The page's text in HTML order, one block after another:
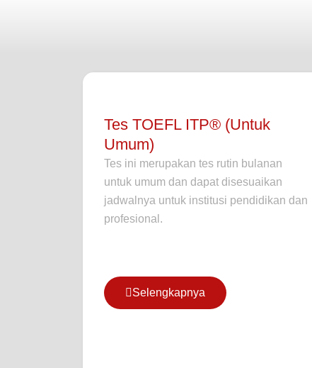
Tes TOEFL ITP® (Untuk
Umum)
Tes ini merupakan tes rutin bulanan
untuk umum dan dapat disesuaikan
jadwalnya untuk institusi pendidikan dan
profesional.
Selengkapnya